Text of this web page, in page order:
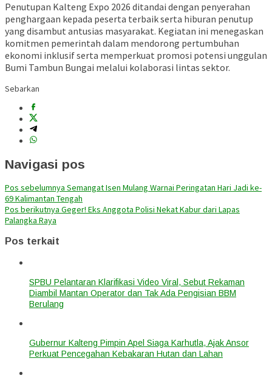
Penutupan Kalteng Expo 2026 ditandai dengan penyerahan
penghargaan kepada peserta terbaik serta hiburan penutup
yang disambut antusias masyarakat. Kegiatan ini menegaskan
komitmen pemerintah dalam mendorong pertumbuhan
ekonomi inklusif serta memperkuat promosi potensi unggulan
Bumi Tambun Bungai melalui kolaborasi lintas sektor.
Sebarkan
Navigasi pos
Pos sebelumnya Semangat Isen Mulang Warnai Peringatan Hari Jadi ke-
69 Kalimantan Tengah
Pos berikutnya Geger! Eks Anggota Polisi Nekat Kabur dari Lapas
Palangka Raya
Pos terkait
SPBU Pelantaran Klarifikasi Video Viral, Sebut Rekaman
Diambil Mantan Operator dan Tak Ada Pengisian BBM
Berulang
Gubernur Kalteng Pimpin Apel Siaga Karhutla, Ajak Ansor
Perkuat Pencegahan Kebakaran Hutan dan Lahan